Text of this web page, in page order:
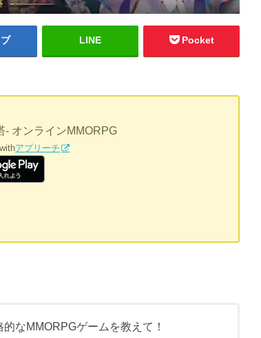
LINE Pocket
- オンラインMMORPG
アプリーチ
なMMORPGゲームを教えて！